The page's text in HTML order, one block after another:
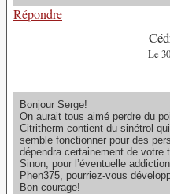
Répondre
Le
Bonjour Serge!
On aurait tous aimé perdre du
Citritherm contient du sinétrol
semble fonctionner pour des
dépendra certainement de votre
Sinon, pour l’éventuelle
Phen375, pourriez-vous
Bon courage!